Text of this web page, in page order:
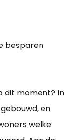
besparen
dit moment? In
en
welke